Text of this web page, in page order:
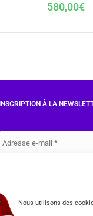
Nous utilisons des
580,00€
INSCRIPTION À LA